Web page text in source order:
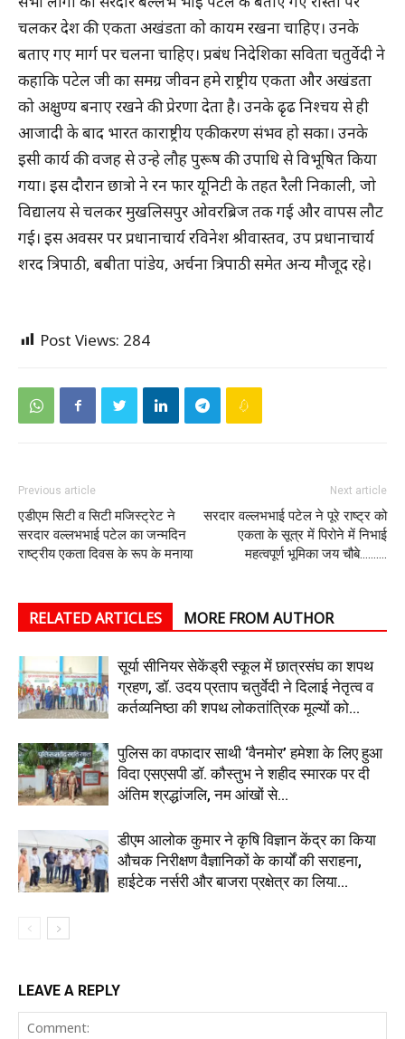
चलकर देश की एकता अखंडता को कायम रखना चाहिए। उनके
बताए गए मार्ग पर चलना चाहिए। प्रबंध निदेशिका सविता चतुर्वेदी ने
कहाकि पटेल जी का समग्र जीवन हमे राष्ट्रीय एकता और अखंडता
को अक्षुण्य बनाए रखने की प्रेरणा देता है। उनके ढृढ निश्चय से ही
आजादी के बाद भारत काराष्ट्रीय एकीकरण संभव हो सका। उनके
इसी कार्य की वजह से उन्हे लौह पुरूष की उपाधि से विभूषित किया
गया। इस दौरान छात्रो ने रन फार यूनिटी के तहत रैली निकाली, जो
विद्यालय से चलकर मुखलिसपुर ओवरब्रिज तक गई और वापस लौट
गई। इस अवसर पर प्रधानाचार्य रविनेश श्रीवास्तव, उप प्रधानाचार्य
शरद त्रिपाठी, बबीता पांडेय, अर्चना त्रिपाठी समेत अन्य मौजूद रहे।
Post Views: 284
Previous article
एडीएम सिटी व सिटी मजिस्ट्रेट ने
सरदार वल्लभभाई पटेल का जन्मदिन
राष्ट्रीय एकता दिवस के रूप के मनाया
Next article
सरदार वल्लभभाई पटेल ने पूरे राष्ट्र को
एकता के सूत्र में पिरोने में निभाई
महत्वपूर्ण भूमिका जय चौबे……….
RELATED ARTICLES MORE FROM AUTHOR
सूर्या सीनियर सेकेंड्री स्कूल में छात्रसंघ का शपथ
ग्रहण, डॉ. उदय प्रताप चतुर्वेदी ने दिलाई नेतृत्व व
कर्तव्यनिष्ठा की शपथ लोकतांत्रिक मूल्यों को...
पुलिस का वफादार साथी ‘वैनमोर’ हमेशा के लिए हुआ
विदा एसएसपी डॉ. कौस्तुभ ने शहीद स्मारक पर दी
अंतिम श्रद्धांजलि, नम आंखों से...
डीएम आलोक कुमार ने कृषि विज्ञान केंद्र का किया
औचक निरीक्षण वैज्ञानिकों के कार्यों की सराहना,
हाईटेक नर्सरी और बाजरा प्रक्षेत्र का लिया...
LEAVE A REPLY